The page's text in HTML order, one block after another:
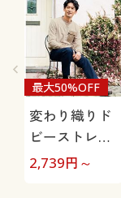
変わり織りド
ビーストレッ
チパンツ(吸汗
最大50%OFF
2,739円～